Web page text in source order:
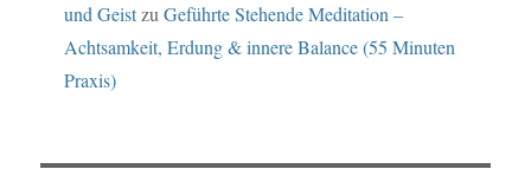
und GeistzuGeführte Stehende Meditation –
Achtsamkeit, Erdung & innere Balance (55 Minuten
Praxis)